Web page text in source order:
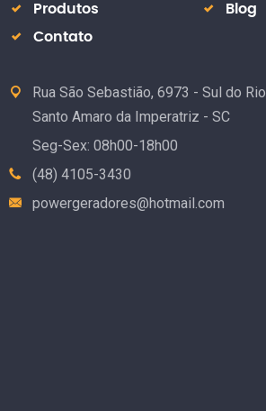
Produtos
Blog
Contato
Rua São Sebastião, 6973 - Sul do Rio
Santo Amaro da Imperatriz - SC
Seg-Sex: 08h00-18h00
(48) 4105-3430
powergeradores@hotmail.com